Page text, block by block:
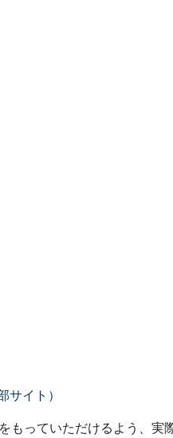
サイト）
もっていただけるよう、